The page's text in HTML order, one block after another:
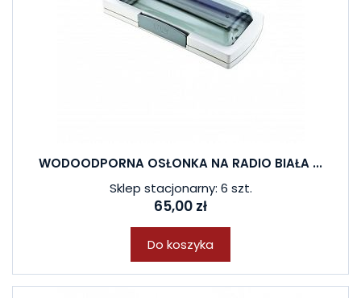
WODOODPORNA OSŁONKA NA RADIO BIAŁA ...
Sklep stacjonarny: 6 szt.
65,00 zł
Do koszyka